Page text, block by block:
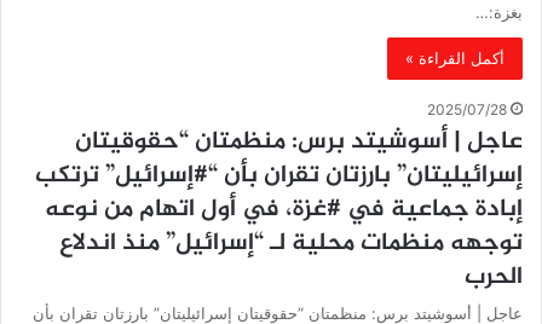
بغزة:…
أكمل القراءة »
2025/07/28
عاجل | أسوشيتد برس: منظمتان “حقوقيتان
إسرائيليتان” بارزتان تقران بأن “#إسرائيل” ترتكب
إبادة جماعية في #غزة، في أول اتهام من نوعه
توجهه منظمات محلية لـ “إسرائيل” منذ اندلاع
الحرب
عاجل | أسوشيتد برس: منظمتان “حقوقيتان إسرائيليتان” بارزتان تقران بأن